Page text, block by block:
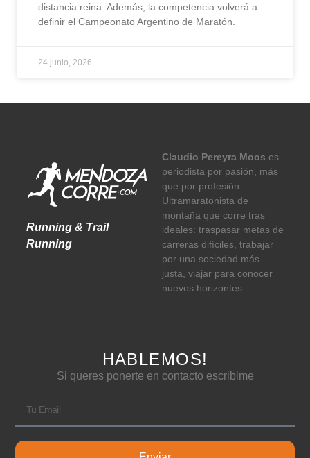
distancia reina. Además, la competencia volverá a
definir el Campeonato Argentino de Maratón.
24 junio, 2026
Running & Trail
Running
Claudio Pereyra Moos es
periodista por pasión, más
que por profesión.
Ultramaratonista de
montaña que corre tras
ideales: traspasar metas de
carreras difíciles, trabajar
por una sociedad más
justa, viajar para conocer
nuevos horizontes
HABLEMOS!
Si queres ponerte en contacto escribime